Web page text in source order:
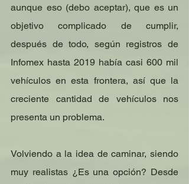
aunque eso (debo aceptar), que es un
objetivo complicado de cumplir,
después de todo, según registros de
Infomex hasta 2019 había casi 600 mil
vehículos en esta frontera, así que la
creciente cantidad de vehículos nos
presenta un problema.
Volviendo a la idea de caminar, siendo
muy realistas ¿Es una opción? Desde